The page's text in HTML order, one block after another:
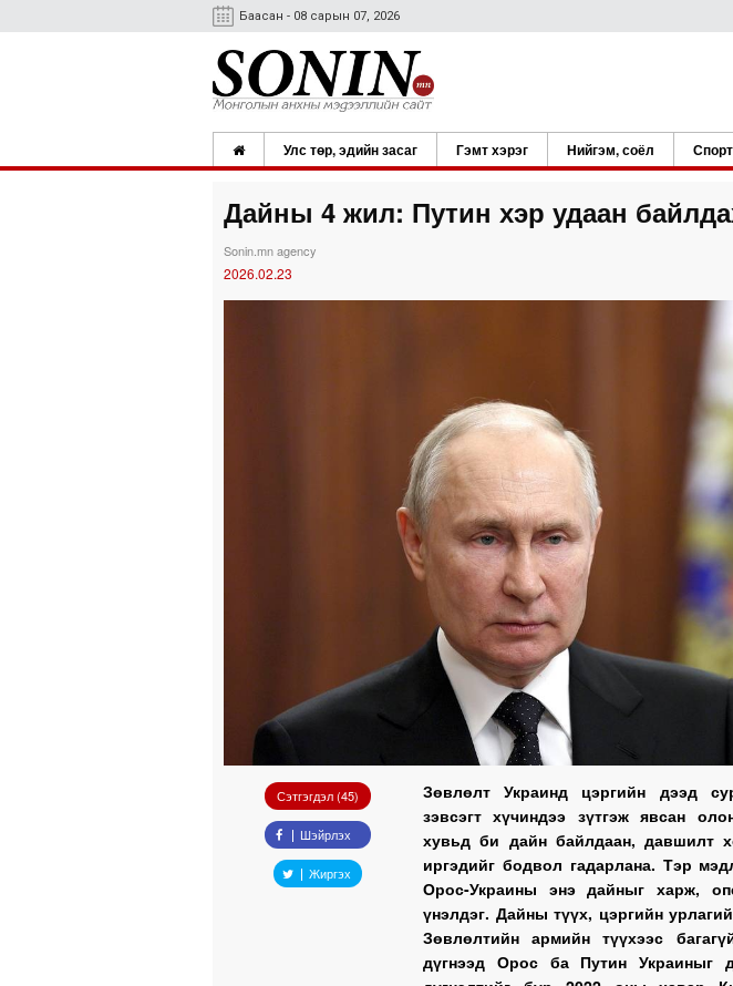
Баасан - 08 сарын 07, 2026
Улс төр, эдийн засаг Гэмт хэрэг Нийгэм, соёл Спорт
Дайны 4 жил: Путин хэр удаан
Sonin.mn agency
2026.02.23
Сэтгэгдэл (45)
Шэйрлэх
Жиргэх
Зөвлөлт Украинд цэргийн дээд
зэвсэгт хүчиндээ зүтгэж явсан
хувьд би дайн байлдаан, давшилт
иргэдийг бодвол гадарлана. Тэр
Орос-Украины энэ дайныг харж,
үнэлдэг. Дайны түүх, цэргийн
Зөвлөлтийн армийн түүхээс
дүгнээд Орос ба Путин Украиныг